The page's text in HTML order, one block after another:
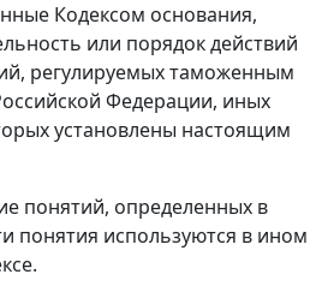
Кодексом основания,
или порядок действий
регулируемых таможенным
Федерации, иных
установлены настоящим
понятий, определенных в
понятия используются в ином
.